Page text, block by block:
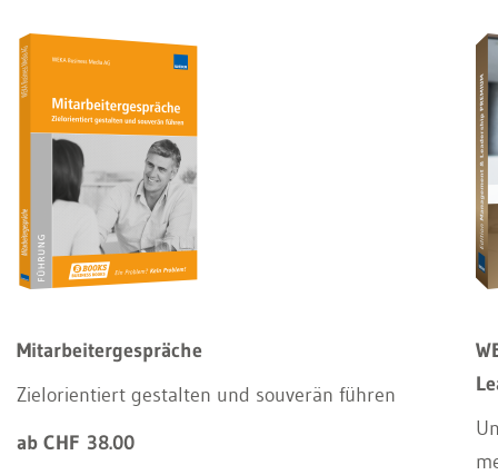
Mitarbeitergespräche
Zielorientiert gestalten und souverän führen
ab CHF 38.00